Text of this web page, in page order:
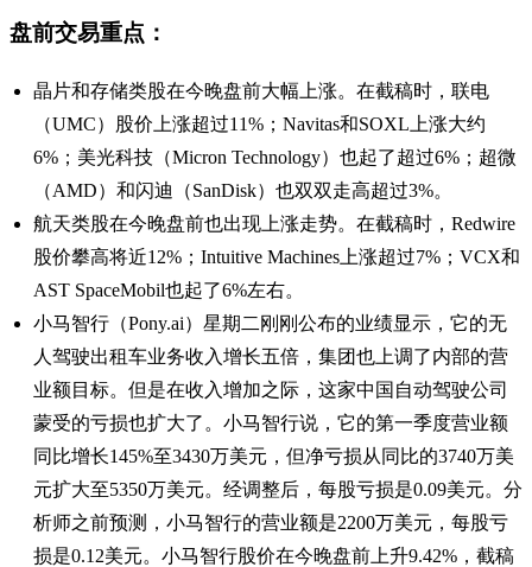
盘前交易重点：
晶片和存储类股在今晚盘前大幅上涨。在截稿时，联电
（UMC）股价上涨超过11%；Navitas和SOXL上涨大约
6%；美光科技（Micron Technology）也起了超过6%；超微
（AMD）和闪迪（SanDisk）也双双走高超过3%。
航天类股在今晚盘前也出现上涨走势。在截稿时，Redwire
股价攀高将近12%；Intuitive Machines上涨超过7%；VCX和
AST SpaceMobil也起了6%左右。
小马智行（Pony.ai）星期二刚刚公布的业绩显示，它的无
人驾驶出租车业务收入增长五倍，集团也上调了内部的营
业额目标。但是在收入增加之际，这家中国自动驾驶公司
蒙受的亏损也扩大了。小马智行说，它的第一季度营业额
同比增长145%至3430万美元，但净亏损从同比的3740万美
元扩大至5350万美元。经调整后，每股亏损是0.09美元。分
析师之前预测，小马智行的营业额是2200万美元，每股亏
损是0.12美元。小马智行股价在今晚盘前上升9.42%，截稿